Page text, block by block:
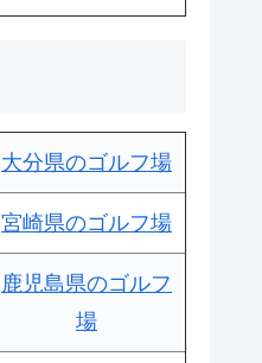
大分県のゴルフ場
宮崎県のゴルフ場
鹿児島県のゴルフ
場